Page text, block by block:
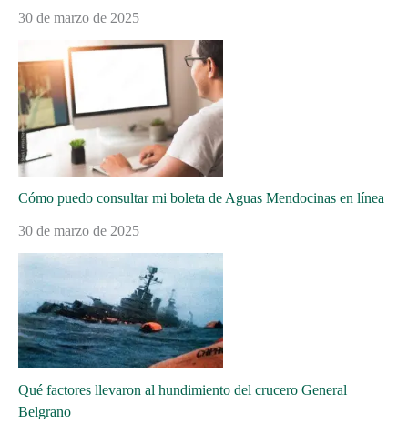
30 de marzo de 2025
Cómo puedo consultar mi boleta de Aguas Mendocinas en línea
30 de marzo de 2025
Qué factores llevaron al hundimiento del crucero General
Belgrano